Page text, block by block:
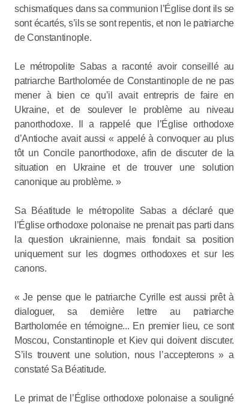
schismatiques dans sa communion l’Église dont ils se
sont écartés, s’ils se sont repentis, et non le patriarche
de Constantinople.
Le métropolite Sabas a raconté avoir conseillé au
patriarche Bartholomée de Constantinople de ne pas
mener à bien ce qu’il avait entrepris de faire en
Ukraine, et de soulever le problème au niveau
panorthodoxe. Il a rappelé que l’Église orthodoxe
d’Antioche avait aussi « appelé à convoquer au plus
tôt un Concile panorthodoxe, afin de discuter de la
situation en Ukraine et de trouver une solution
canonique au problème. »
Sa Béatitude le métropolite Sabas a déclaré que
l’Église orthodoxe polonaise ne prenait pas parti dans
la question ukrainienne, mais fondait sa position
uniquement sur les dogmes orthodoxes et sur les
canons.
« Je pense que le patriarche Cyrille est aussi prêt à
dialoguer, sa dernière lettre au patriarche
Bartholomée en témoigne... En premier lieu, ce sont
Moscou, Constantinople et Kiev qui doivent discuter.
S’ils trouvent une solution, nous l’accepterons » a
constaté Sa Béatitude.
Le primat de l’Église orthodoxe polonaise a souligné